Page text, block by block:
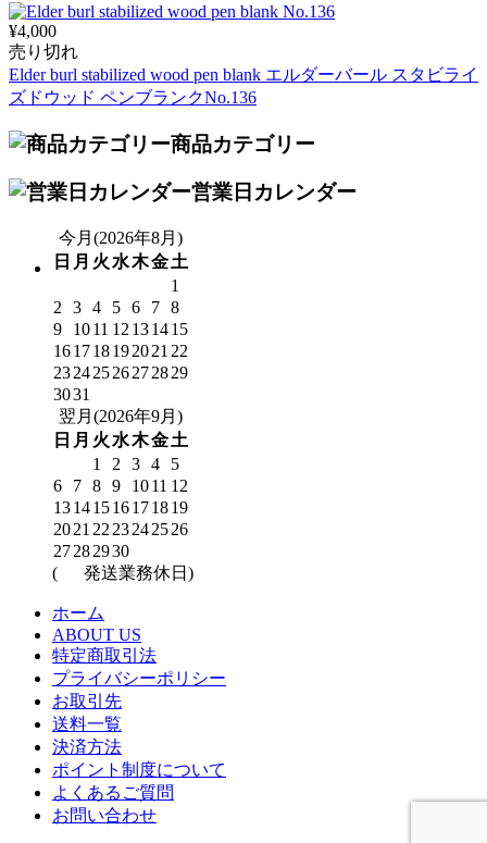
¥4,000
売り切れ
Elder burl stabilized wood pen blank エルダーバール スタビライ
ズドウッド ペンブランクNo.136
商品カテゴリー
営業日カレンダー
今月(2026年8月)
日 月 火 水木金土
1
2
3 4 5 6 7 8
9
1011 12 131415
161718192021 22
23242526272829
3031
翌月(2026年9月)
日 月 火 水木金土
1
2 3 4
5
6
7 8 9 1011 12
13141516171819
2021 22 23242526
27282930
(
発送業務休日)
ホーム
ABOUT US
特定商取引法
プライバシーポリシー
お取引先
送料一覧
決済方法
ポイント制度について
よくあるご質問
お問い合わせ